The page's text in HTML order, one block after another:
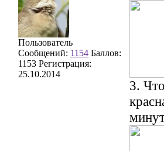
Пользователь
Сообщений: 1154 Баллов:
1153 Регистрация:
25.10.2014
3.